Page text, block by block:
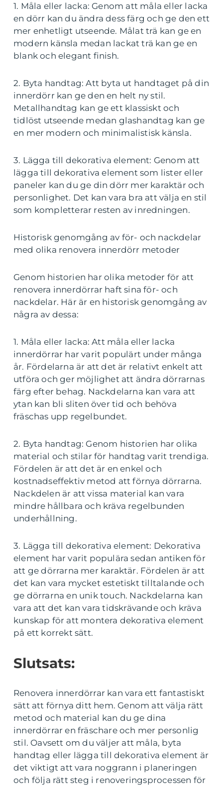
1. Måla eller lacka: Genom att måla eller lacka
en dörr kan du ändra dess färg och ge den ett
mer enhetligt utseende. Målat trä kan ge en
modern känsla medan lackat trä kan ge en
blank och elegant finish.
2. Byta handtag: Att byta ut handtaget på din
innerdörr kan ge den en helt ny stil.
Metallhandtag kan ge ett klassiskt och
tidlöst utseende medan glashandtag kan ge
en mer modern och minimalistisk känsla.
3. Lägga till dekorativa element: Genom att
lägga till dekorativa element som lister eller
paneler kan du ge din dörr mer karaktär och
personlighet. Det kan vara bra att välja en stil
som kompletterar resten av inredningen.
Historisk genomgång av för- och nackdelar
med olika renovera innerdörr metoder
Genom historien har olika metoder för att
renovera innerdörrar haft sina för- och
nackdelar. Här är en historisk genomgång av
några av dessa:
1. Måla eller lacka: Att måla eller lacka
innerdörrar har varit populärt under många
år. Fördelarna är att det är relativt enkelt att
utföra och ger möjlighet att ändra dörrarnas
färg efter behag. Nackdelarna kan vara att
ytan kan bli sliten över tid och behöva
fräschas upp regelbundet.
2. Byta handtag: Genom historien har olika
material och stilar för handtag varit trendiga.
Fördelen är att det är en enkel och
kostnadseffektiv metod att förnya dörrarna.
Nackdelen är att vissa material kan vara
mindre hållbara och kräva regelbunden
underhållning.
3. Lägga till dekorativa element: Dekorativa
element har varit populära sedan antiken för
att ge dörrarna mer karaktär. Fördelen är att
det kan vara mycket estetiskt tilltalande och
ge dörrarna en unik touch. Nackdelarna kan
vara att det kan vara tidskrävande och kräva
kunskap för att montera dekorativa element
på ett korrekt sätt.
Slutsats:
Renovera innerdörrar kan vara ett fantastiskt
sätt att förnya ditt hem. Genom att välja rätt
metod och material kan du ge dina
innerdörrar en fräschare och mer personlig
stil. Oavsett om du väljer att måla, byta
handtag eller lägga till dekorativa element är
det viktigt att vara noggrann i planeringen
och följa rätt steg i renoveringsprocessen för